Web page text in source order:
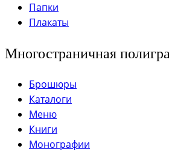
Папки
Плакаты
Многостраничная
Брошюры
Каталоги
Меню
Книги
Монографии